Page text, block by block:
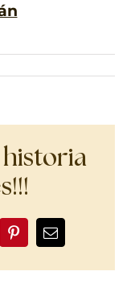
PinterestCorreo